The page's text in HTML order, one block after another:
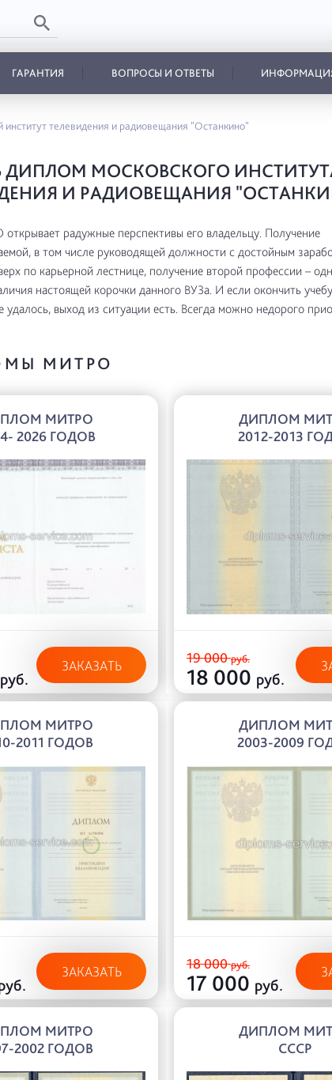
ГАРАНТИЯ ВОПРОСЫ И ОТВЕТЫ
институт телевидения и радиовещания "Останкино"
ДИПЛОМ МОСКОВСКОГО
И РАДИОВЕЩАНИЯ
радужные перспективы его владельцу. Получение
в том числе руководящей должности с достойным
по карьерной лестнице, получение второй профессии –
настоящей корочки данного ВУЗа. И если окончить
удалось, выход из ситуации есть. Всегда можно недорого
МИТРО
МИТРО
2026 ГОДОВ
руб.
ЗАКАЗАТЬ
ДИПЛОМ
2012-2013
19 000руб.
18 000 руб.
МИТРО
2011 ГОДОВ
ЗАКАЗАТЬ
ДИПЛОМ
2003-2009
18 000руб.
17 000 руб.
МИТРО
2002 ГОДОВ
ДИПЛОМ
СССР